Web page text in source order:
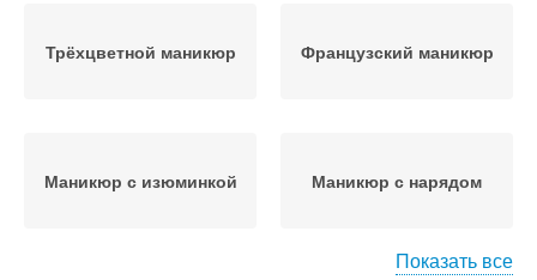
Трёхцветной маникюр Французский маникюр
Маникюр с изюминкой Маникюр с нарядом
Показать все